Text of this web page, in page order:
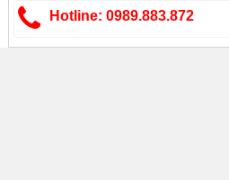
Hotline: 0989.883.872